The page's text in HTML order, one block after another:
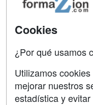
Acceso Usuarios
Acceso Centros
Contactar
Confidencialidad
Cookies
¿Por qué usamos
Utilizamos
mejorar nuestros
estadística y